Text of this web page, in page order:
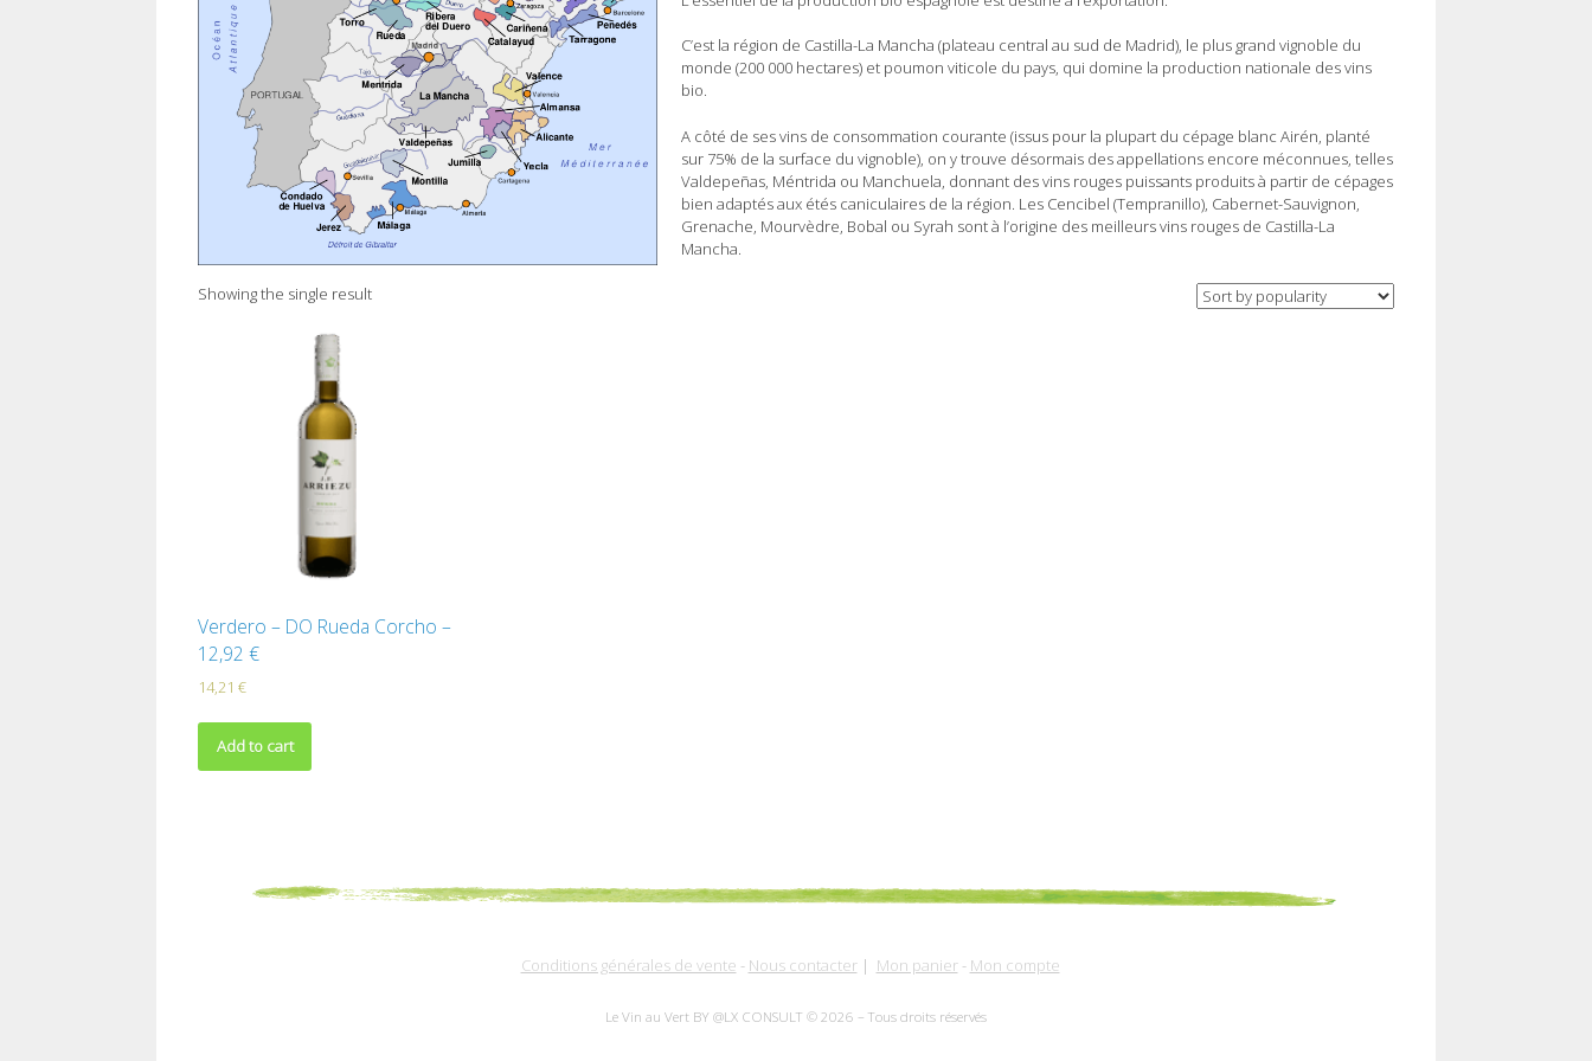
C’est la région de Castilla-La Mancha (plateau central au sud de Madrid), le plus grand vignoble du
monde (200 000 hectares) et poumon viticole du pays, qui domine la production nationale des vins
bio.
A côté de ses vins de consommation courante (issus pour la plupart du cépage blanc Airén, planté
sur 75% de la surface du vignoble), on y trouve désormais des appellations encore méconnues, telles
Valdepeñas, Méntrida ou Manchuela, donnant des vins rouges puissants produits à partir de cépages
bien adaptés aux étés caniculaires de la région. Les Cencibel (Tempranillo), Cabernet-Sauvignon,
Grenache, Mourvèdre, Bobal ou Syrah sont à l’origine des meilleurs vins rouges de Castilla-La
Mancha.
Showing the single result
Verdero – DO Rueda Corcho –
12,92 €
14,21 €
Add to cart
Conditions générales de vente - Nous contacter| Mon panier- Mon compte
Le Vin au Vert BY @LX CONSULT © 2026 – Tous droits réservés